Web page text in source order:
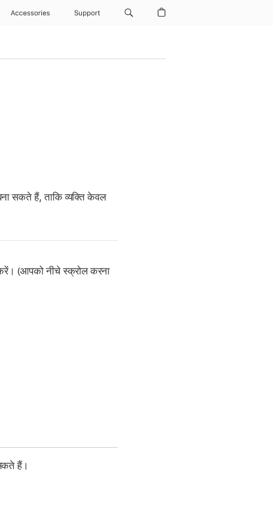
Accessories Support
सकते हैं, ताकि व्यक्ति केवल
(आपको नीचे स्क्रोल करना
हैं।